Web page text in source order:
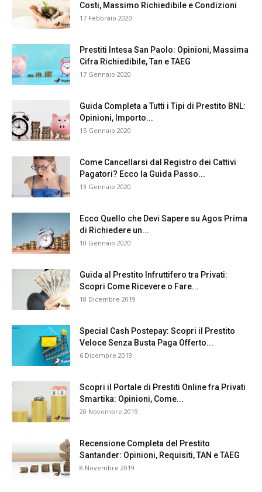
Costi, Massimo Richiedibile e Condizioni
17 Febbraio 2020
Prestiti Intesa San Paolo: Opinioni, Massima
Cifra Richiedibile, Tan e TAEG
17 Gennaio 2020
Guida Completa a Tutti i Tipi di Prestito BNL:
Opinioni, Importo...
15 Gennaio 2020
Come Cancellarsi dal Registro dei Cattivi
Pagatori? Ecco la Guida Passo...
13 Gennaio 2020
Ecco Quello che Devi Sapere su Agos Prima
di Richiedere un...
10 Gennaio 2020
Guida al Prestito Infruttifero tra Privati:
Scopri Come Ricevere o Fare...
18 Dicembre 2019
Special Cash Postepay: Scopri il Prestito
Veloce Senza Busta Paga Offerto...
6 Dicembre 2019
Scopri il Portale di Prestiti Online fra Privati
Smartika: Opinioni, Come...
20 Novembre 2019
Recensione Completa del Prestito
Santander: Opinioni, Requisiti, TAN e TAEG
8 Novembre 2019